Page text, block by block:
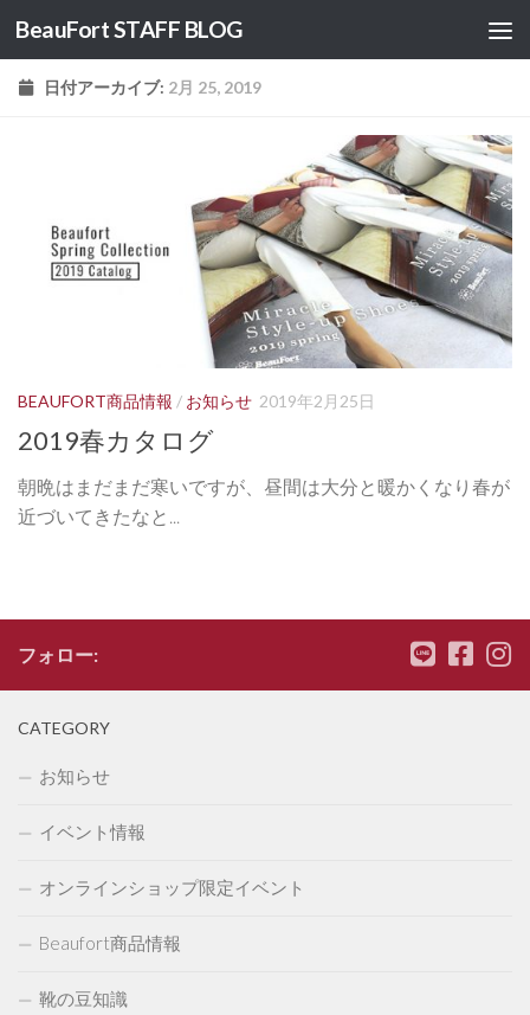
コンテンツへスキップ
BeauFort STAFF BLOG
日付アーカイブ: 2月 25, 2019
BEAUFORT商品情報 / お知らせ 2019年2月25日
2019春カタログ
朝晩はまだまだ寒いですが、昼間は大分と暖かくなり春が
近づいてきたなと...
フォロー:
CATEGORY
お知らせ
イベント情報
オンラインショップ限定イベント
Beaufort商品情報
靴の豆知識